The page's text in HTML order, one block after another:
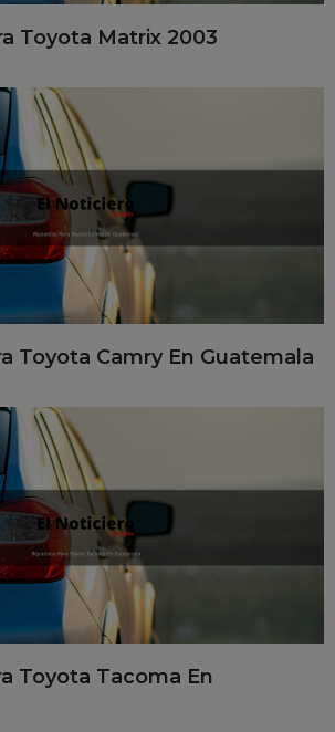
Toyota Matrix 2003
Toyota Camry En Guatemala
Toyota Tacoma En